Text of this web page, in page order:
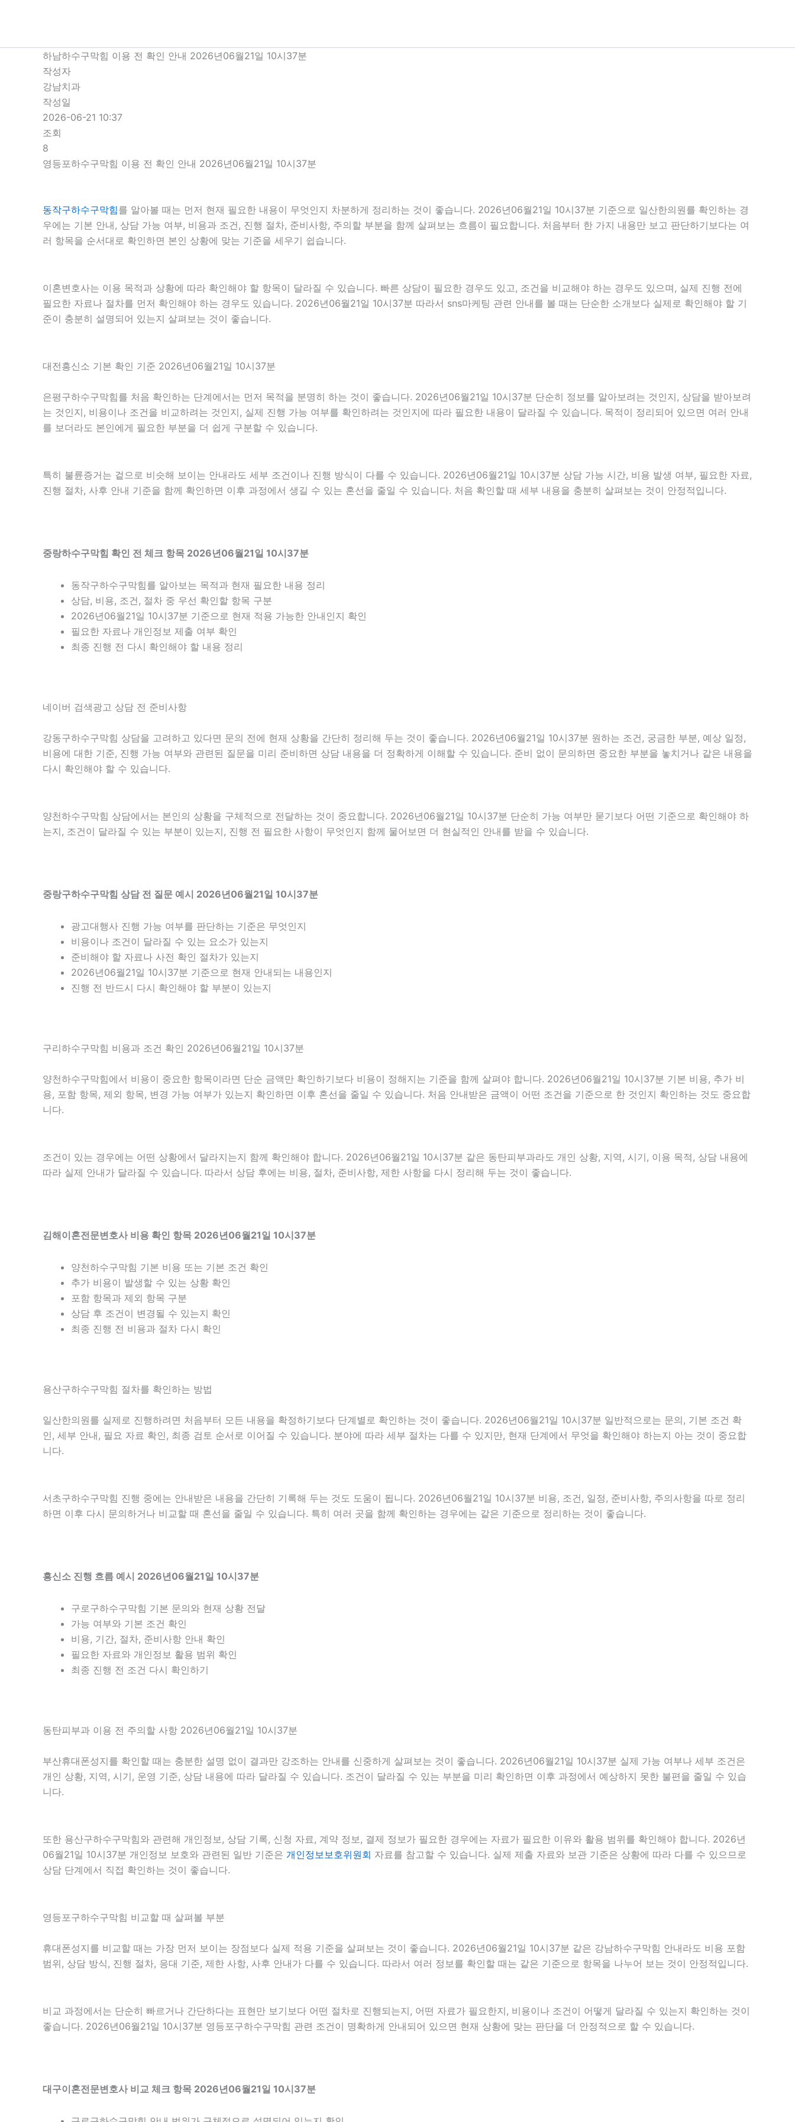
하남하수구막힘 이용 전 확인 안내 2026년06월21일 10시37분
작성자
강남치과
작성일
2026-06-21 10:37
조회
8
영등포하수구막힘 이용 전 확인 안내 2026년06월21일 10시37분
동작구하수구막힘를 알아볼 때는 먼저 현재 필요한 내용이 무엇인지 차분하게 정리하는 것이 좋습니다. 2026년06월21일 10시37분 기준으로 일산한의원를 확인하는 경
우에는 기본 안내, 상담 가능 여부, 비용과 조건, 진행 절차, 준비사항, 주의할 부분을 함께 살펴보는 흐름이 필요합니다. 처음부터 한 가지 내용만 보고 판단하기보다는 여
러 항목을 순서대로 확인하면 본인 상황에 맞는 기준을 세우기 쉽습니다.
이혼변호사는 이용 목적과 상황에 따라 확인해야 할 항목이 달라질 수 있습니다. 빠른 상담이 필요한 경우도 있고, 조건을 비교해야 하는 경우도 있으며, 실제 진행 전에
필요한 자료나 절차를 먼저 확인해야 하는 경우도 있습니다. 2026년06월21일 10시37분 따라서 sns마케팅 관련 안내를 볼 때는 단순한 소개보다 실제로 확인해야 할 기
준이 충분히 설명되어 있는지 살펴보는 것이 좋습니다.
대전흥신소 기본 확인 기준 2026년06월21일 10시37분
은평구하수구막힘를 처음 확인하는 단계에서는 먼저 목적을 분명히 하는 것이 좋습니다. 2026년06월21일 10시37분 단순히 정보를 알아보려는 것인지, 상담을 받아보려
는 것인지, 비용이나 조건을 비교하려는 것인지, 실제 진행 가능 여부를 확인하려는 것인지에 따라 필요한 내용이 달라질 수 있습니다. 목적이 정리되어 있으면 여러 안내
를 보더라도 본인에게 필요한 부분을 더 쉽게 구분할 수 있습니다.
특히 불륜증거는 겉으로 비슷해 보이는 안내라도 세부 조건이나 진행 방식이 다를 수 있습니다. 2026년06월21일 10시37분 상담 가능 시간, 비용 발생 여부, 필요한 자료,
진행 절차, 사후 안내 기준을 함께 확인하면 이후 과정에서 생길 수 있는 혼선을 줄일 수 있습니다. 처음 확인할 때 세부 내용을 충분히 살펴보는 것이 안정적입니다.
중랑하수구막힘 확인 전 체크 항목 2026년06월21일 10시37분
동작구하수구막힘를 알아보는 목적과 현재 필요한 내용 정리
상담, 비용, 조건, 절차 중 우선 확인할 항목 구분
2026년06월21일 10시37분 기준으로 현재 적용 가능한 안내인지 확인
필요한 자료나 개인정보 제출 여부 확인
최종 진행 전 다시 확인해야 할 내용 정리
네이버 검색광고 상담 전 준비사항
강동구하수구막힘 상담을 고려하고 있다면 문의 전에 현재 상황을 간단히 정리해 두는 것이 좋습니다. 2026년06월21일 10시37분 원하는 조건, 궁금한 부분, 예상 일정,
비용에 대한 기준, 진행 가능 여부와 관련된 질문을 미리 준비하면 상담 내용을 더 정확하게 이해할 수 있습니다. 준비 없이 문의하면 중요한 부분을 놓치거나 같은 내용을
다시 확인해야 할 수 있습니다.
양천하수구막힘 상담에서는 본인의 상황을 구체적으로 전달하는 것이 중요합니다. 2026년06월21일 10시37분 단순히 가능 여부만 묻기보다 어떤 기준으로 확인해야 하
는지, 조건이 달라질 수 있는 부분이 있는지, 진행 전 필요한 사항이 무엇인지 함께 물어보면 더 현실적인 안내를 받을 수 있습니다.
중랑구하수구막힘 상담 전 질문 예시 2026년06월21일 10시37분
광고대행사 진행 가능 여부를 판단하는 기준은 무엇인지
비용이나 조건이 달라질 수 있는 요소가 있는지
준비해야 할 자료나 사전 확인 절차가 있는지
2026년06월21일 10시37분 기준으로 현재 안내되는 내용인지
진행 전 반드시 다시 확인해야 할 부분이 있는지
구리하수구막힘 비용과 조건 확인 2026년06월21일 10시37분
양천하수구막힘에서 비용이 중요한 항목이라면 단순 금액만 확인하기보다 비용이 정해지는 기준을 함께 살펴야 합니다. 2026년06월21일 10시37분 기본 비용, 추가 비
용, 포함 항목, 제외 항목, 변경 가능 여부가 있는지 확인하면 이후 혼선을 줄일 수 있습니다. 처음 안내받은 금액이 어떤 조건을 기준으로 한 것인지 확인하는 것도 중요합
니다.
조건이 있는 경우에는 어떤 상황에서 달라지는지 함께 확인해야 합니다. 2026년06월21일 10시37분 같은 동탄피부과라도 개인 상황, 지역, 시기, 이용 목적, 상담 내용에
따라 실제 안내가 달라질 수 있습니다. 따라서 상담 후에는 비용, 절차, 준비사항, 제한 사항을 다시 정리해 두는 것이 좋습니다.
김해이혼전문변호사 비용 확인 항목 2026년06월21일 10시37분
양천하수구막힘 기본 비용 또는 기본 조건 확인
추가 비용이 발생할 수 있는 상황 확인
포함 항목과 제외 항목 구분
상담 후 조건이 변경될 수 있는지 확인
최종 진행 전 비용과 절차 다시 확인
용산구하수구막힘 절차를 확인하는 방법
일산한의원를 실제로 진행하려면 처음부터 모든 내용을 확정하기보다 단계별로 확인하는 것이 좋습니다. 2026년06월21일 10시37분 일반적으로는 문의, 기본 조건 확
인, 세부 안내, 필요 자료 확인, 최종 검토 순서로 이어질 수 있습니다. 분야에 따라 세부 절차는 다를 수 있지만, 현재 단계에서 무엇을 확인해야 하는지 아는 것이 중요합
니다.
서초구하수구막힘 진행 중에는 안내받은 내용을 간단히 기록해 두는 것도 도움이 됩니다. 2026년06월21일 10시37분 비용, 조건, 일정, 준비사항, 주의사항을 따로 정리
하면 이후 다시 문의하거나 비교할 때 혼선을 줄일 수 있습니다. 특히 여러 곳을 함께 확인하는 경우에는 같은 기준으로 정리하는 것이 좋습니다.
흥신소 진행 흐름 예시 2026년06월21일 10시37분
구로구하수구막힘 기본 문의와 현재 상황 전달
가능 여부와 기본 조건 확인
비용, 기간, 절차, 준비사항 안내 확인
필요한 자료와 개인정보 활용 범위 확인
최종 진행 전 조건 다시 확인하기
동탄피부과 이용 전 주의할 사항 2026년06월21일 10시37분
부산휴대폰성지를 확인할 때는 충분한 설명 없이 결과만 강조하는 안내를 신중하게 살펴보는 것이 좋습니다. 2026년06월21일 10시37분 실제 가능 여부나 세부 조건은
개인 상황, 지역, 시기, 운영 기준, 상담 내용에 따라 달라질 수 있습니다. 조건이 달라질 수 있는 부분을 미리 확인하면 이후 과정에서 예상하지 못한 불편을 줄일 수 있습
니다.
또한 용산구하수구막힘와 관련해 개인정보, 상담 기록, 신청 자료, 계약 정보, 결제 정보가 필요한 경우에는 자료가 필요한 이유와 활용 범위를 확인해야 합니다. 2026년
06월21일 10시37분 개인정보 보호와 관련된 일반 기준은 개인정보보호위원회 자료를 참고할 수 있습니다. 실제 제출 자료와 보관 기준은 상황에 따라 다를 수 있으므로
상담 단계에서 직접 확인하는 것이 좋습니다.
영등포구하수구막힘 비교할 때 살펴볼 부분
휴대폰성지를 비교할 때는 가장 먼저 보이는 장점보다 실제 적용 기준을 살펴보는 것이 좋습니다. 2026년06월21일 10시37분 같은 강남하수구막힘 안내라도 비용 포함
범위, 상담 방식, 진행 절차, 응대 기준, 제한 사항, 사후 안내가 다를 수 있습니다. 따라서 여러 정보를 확인할 때는 같은 기준으로 항목을 나누어 보는 것이 안정적입니다.
비교 과정에서는 단순히 빠르거나 간단하다는 표현만 보기보다 어떤 절차로 진행되는지, 어떤 자료가 필요한지, 비용이나 조건이 어떻게 달라질 수 있는지 확인하는 것이
좋습니다. 2026년06월21일 10시37분 영등포구하수구막힘 관련 조건이 명확하게 안내되어 있으면 현재 상황에 맞는 판단을 더 안정적으로 할 수 있습니다.
대구이혼전문변호사 비교 체크 항목 2026년06월21일 10시37분